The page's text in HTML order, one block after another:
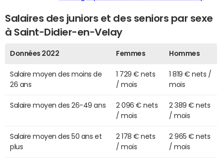
Salaires des juniors et des seniors par sexe
à Saint-Didier-en-Velay
Données 2022 Femmes Hommes
Salaire moyen des moins de
26 ans
1 729 € nets
/ mois
1 819 € nets /
mois
Salaire moyen des 26-49 ans
2 096 € nets
/ mois
2 389 € nets
/ mois
Salaire moyen des 50 ans et
plus
2 178 € nets
/ mois
2 965 € nets
/ mois